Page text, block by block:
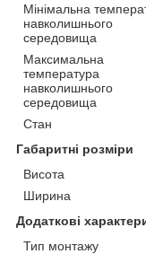
Мінімальна
навколишнього
середовища
Максимальна
температура
навколишнього
середовища
Стан
Габаритні розміри
Висота
Ширина
Додаткові
Тип монтажу